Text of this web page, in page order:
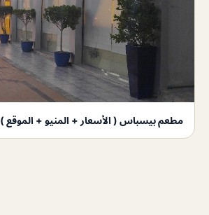
مطعم بيسباس ( الأسعار + المنيو + الموقع )